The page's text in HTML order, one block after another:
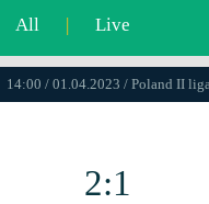
All | Live
14:00 / 01.04.2023 / Poland II
2:1